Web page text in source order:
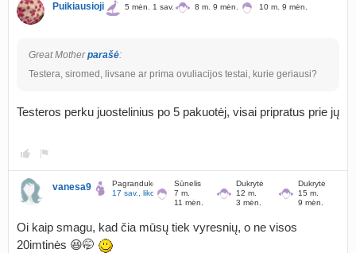
Puikiausioji 5 mėn. 1 sav. 8 m. 9 mėn. 10 m. 9 mėn.
Great Motherparašė:
Testera, siromed, livsane ar prima ovuliacijos testai, kurie geriausi?
Testeros perku juostelinius po 5 pakuotėj, visai pripratus prie jų
vanesa9
Pagrandukė
17 sav., liko 165 d.
Sūnelis
7 m.
11 mėn.
Dukrytė
12 m.
3 mėn.
Dukrytė
15 m.
9 mėn.
Oi kaip smagu, kad čia mūsų tiek vyresnių, o ne visos
20imtinės 😆🤭